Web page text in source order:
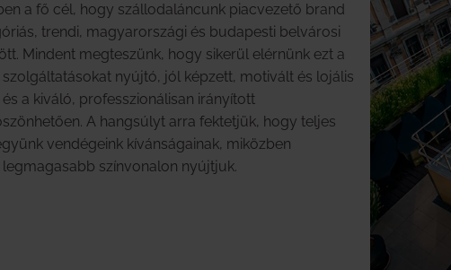
a fő cél, hogy szállodaláncunk piacvezető brand
trendi, magyarországi és budapesti belvárosi
Mindent megteszünk, hogy sikerül elérnünk ezt a
nyújtó, jól képzett, motivált és lojális
a kiváló, professzionálisan irányított
A hangsúlyt arra fektetjük, hogy teljes
vendégeink kívánságainak, miközben
színvonalon nyújtjuk.